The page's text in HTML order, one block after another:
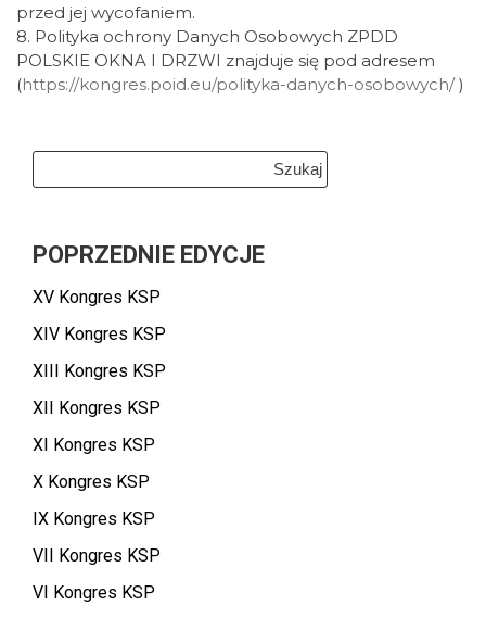
przed jej wycofaniem.
8. Polityka ochrony Danych Osobowych ZPDD
POLSKIE OKNA I DRZWI znajduje się pod adresem
(https://kongres.poid.eu/polityka-danych-osobowych/)
POPRZEDNIE EDYCJE
XV Kongres KSP
XIV Kongres KSP
XIII Kongres KSP
XII Kongres KSP
XI Kongres KSP
X Kongres KSP
IX Kongres KSP
VII Kongres KSP
VI Kongres KSP